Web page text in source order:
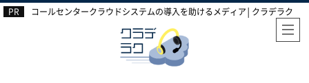
コールセンタークラウドシステムの導入を助けるメディア│クラデラク